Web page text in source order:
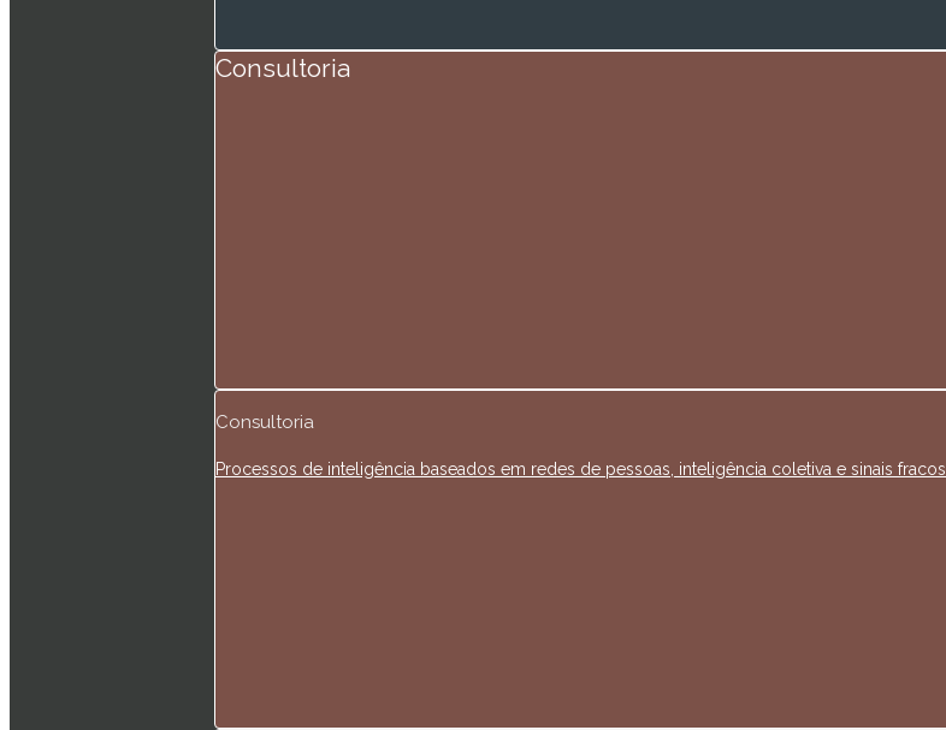
Consultoria
Consultoria
Processos de inteligência baseados em redes de pessoas, inteligência coletiva e sinais fracos.